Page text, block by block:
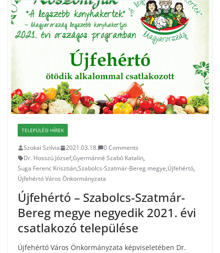
TELEPÜLÉSI HÍREK
Szokai Szilvia 2021.03.18.
0 Comments
Dr. Hosszú József,Gyermánné Szabó Katalin,
Suga Ferenc Krisztián,Szabolcs-Szatmár-Bereg megye,Újfehértó,
Újfehértó Város Önkormányzata
Újfehértó – Szabolcs-Szatmár-
Bereg megye negyedik 2021. évi
csatlakozó települése
Újfehértó Város Önkormányzata képviseletében Dr.